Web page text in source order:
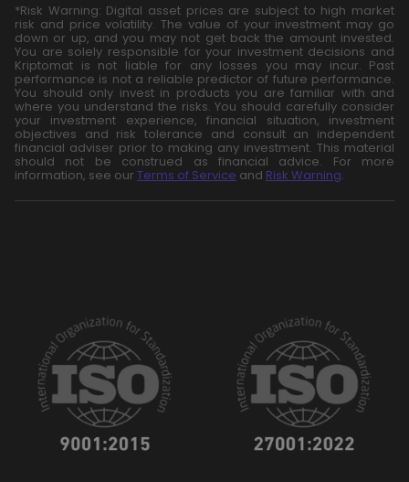
*Risk Warning: Digital asset prices are subject to high market
risk and price volatility. The value of your investment may go
down or up, and you may not get back the amount invested.
You are solely responsible for your investment decisions and
Kriptomat is not liable for any losses you may incur. Past
performance is not a reliable predictor of future performance.
You should only invest in products you are familiar with and
where you understand the risks. You should carefully consider
your investment experience, financial situation, investment
objectives and risk tolerance and consult an independent
financial adviser prior to making any investment. This material
should not be construed as financial advice. For more
information, see our Terms of Service and Risk Warning.